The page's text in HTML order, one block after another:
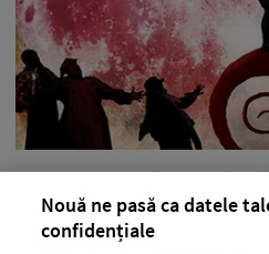
Concurs: Castiga
Evreiesc de Stat
Nouă ne pasă ca datele
confidențiale